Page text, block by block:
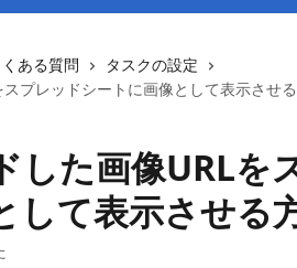
ある質問
タスクの設定
プレッドシートに画像として表示させ
した画像URLを
して表示させる